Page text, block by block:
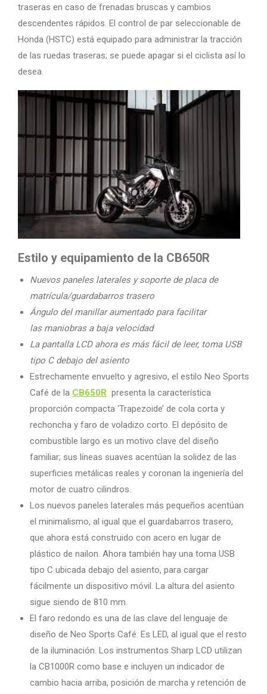
traseras en caso de frenadas bruscas y cambios
descendentes rápidos. El control de par seleccionable de
Honda (HSTC) está equipado para administrar la tracción
de las ruedas traseras; se puede apagar si el ciclista así lo
desea.
Estilo y equipamiento de la CB650R
Nuevos paneles laterales y soporte de placa de
matrícula/guardabarros trasero
Ángulo del manillar aumentado para facilitar
las maniobras a baja velocidad
La pantalla LCD ahora es más fácil de leer, toma USB
tipo C debajo del asiento
Estrechamente envuelto y agresivo, el estilo Neo Sports
Café de la CB650R presenta la característica
proporción compacta ‘Trapezoide’ de cola corta y
rechoncha y faro de voladizo corto. El depósito de
combustible largo es un motivo clave del diseño
familiar; sus líneas suaves acentúan la solidez de las
superficies metálicas reales y coronan la ingeniería del
motor de cuatro cilindros.
Los nuevos paneles laterales más pequeños acentúan
el minimalismo, al igual que el guardabarros trasero,
que ahora está construido con acero en lugar de
plástico de nailon. Ahora también hay una toma USB
tipo C ubicada debajo del asiento, para cargar
fácilmente un dispositivo móvil. La altura del asiento
sigue siendo de 810 mm.
El faro redondo es una de las clave del lenguaje de
diseño de Neo Sports Café. Es LED, al igual que el resto
de la iluminación. Los instrumentos Sharp LCD utilizan
la CB1000R como base e incluyen un indicador de
cambio hacia arriba, posición de marcha y retención de